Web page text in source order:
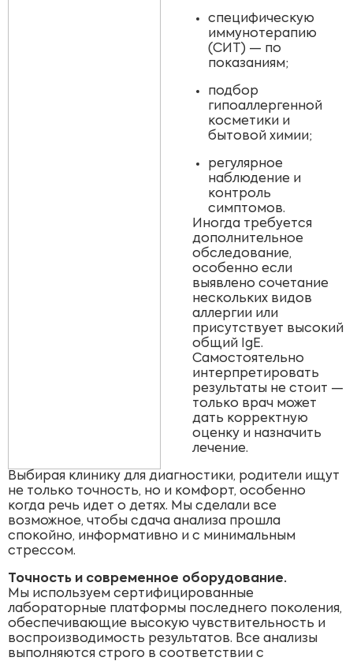
специфическую
иммунотерапию
(СИТ) — по
показаниям;
подбор
гипоаллергенной
косметики и
бытовой химии;
регулярное
наблюдение и
контроль
симптомов.
Иногда требуется
дополнительное
обследование,
особенно если
выявлено сочетание
нескольких видов
аллергии или
присутствует высокий
общий IgE.
Самостоятельно
интерпретировать
результаты не стоит —
только врач может
дать корректную
оценку и назначить
лечение.
Выбирая клинику для диагностики, родители ищут
не только точность, но и комфорт, особенно
когда речь идет о детях. Мы сделали все
возможное, чтобы сдача анализа прошла
спокойно, информативно и с минимальным
стрессом.
Точность и современное оборудование.
Мы используем сертифицированные
лабораторные платформы последнего поколения,
обеспечивающие высокую чувствительность и
воспроизводимость результатов. Все анализы
выполняются строго в соответствии с